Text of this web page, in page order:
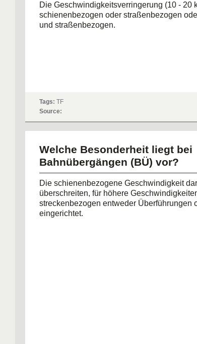
Die Geschwindigkeitsverringerung (10 - 20
schienenbezogen oder straßenbezogen
und straßenbezogen.
Tags: TF
Source:
Welche Besonderheit liegt bei
Bahnübergängen (BÜ) vor?
Die schienenbezogene Geschwindigkeit
überschreiten, für höhere
streckenbezogen entweder Überführungen
eingerichtet.